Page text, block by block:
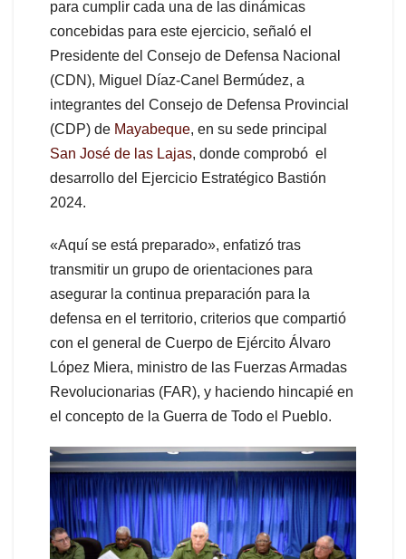
para cumplir cada una de las dinámicas
concebidas para este ejercicio, señaló el
Presidente del Consejo de Defensa Nacional
(CDN), Miguel Díaz-Canel Bermúdez, a
integrantes del Consejo de Defensa Provincial
(CDP) de Mayabeque, en su sede principal
San José de las Lajas, donde comprobó el
desarrollo del Ejercicio Estratégico Bastión
2024.
«Aquí se está preparado», enfatizó tras
transmitir un grupo de orientaciones para
asegurar la continua preparación para la
defensa en el territorio, criterios que compartió
con el general de Cuerpo de Ejército Álvaro
López Miera, ministro de las Fuerzas Armadas
Revolucionarias (FAR), y haciendo hincapié en
el concepto de la Guerra de Todo el Pueblo.